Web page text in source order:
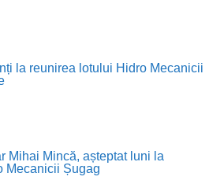
la reunirea lotului Hidro Mecanicii
Mihai Mincă, așteptat luni la
Mecanicii Șugag